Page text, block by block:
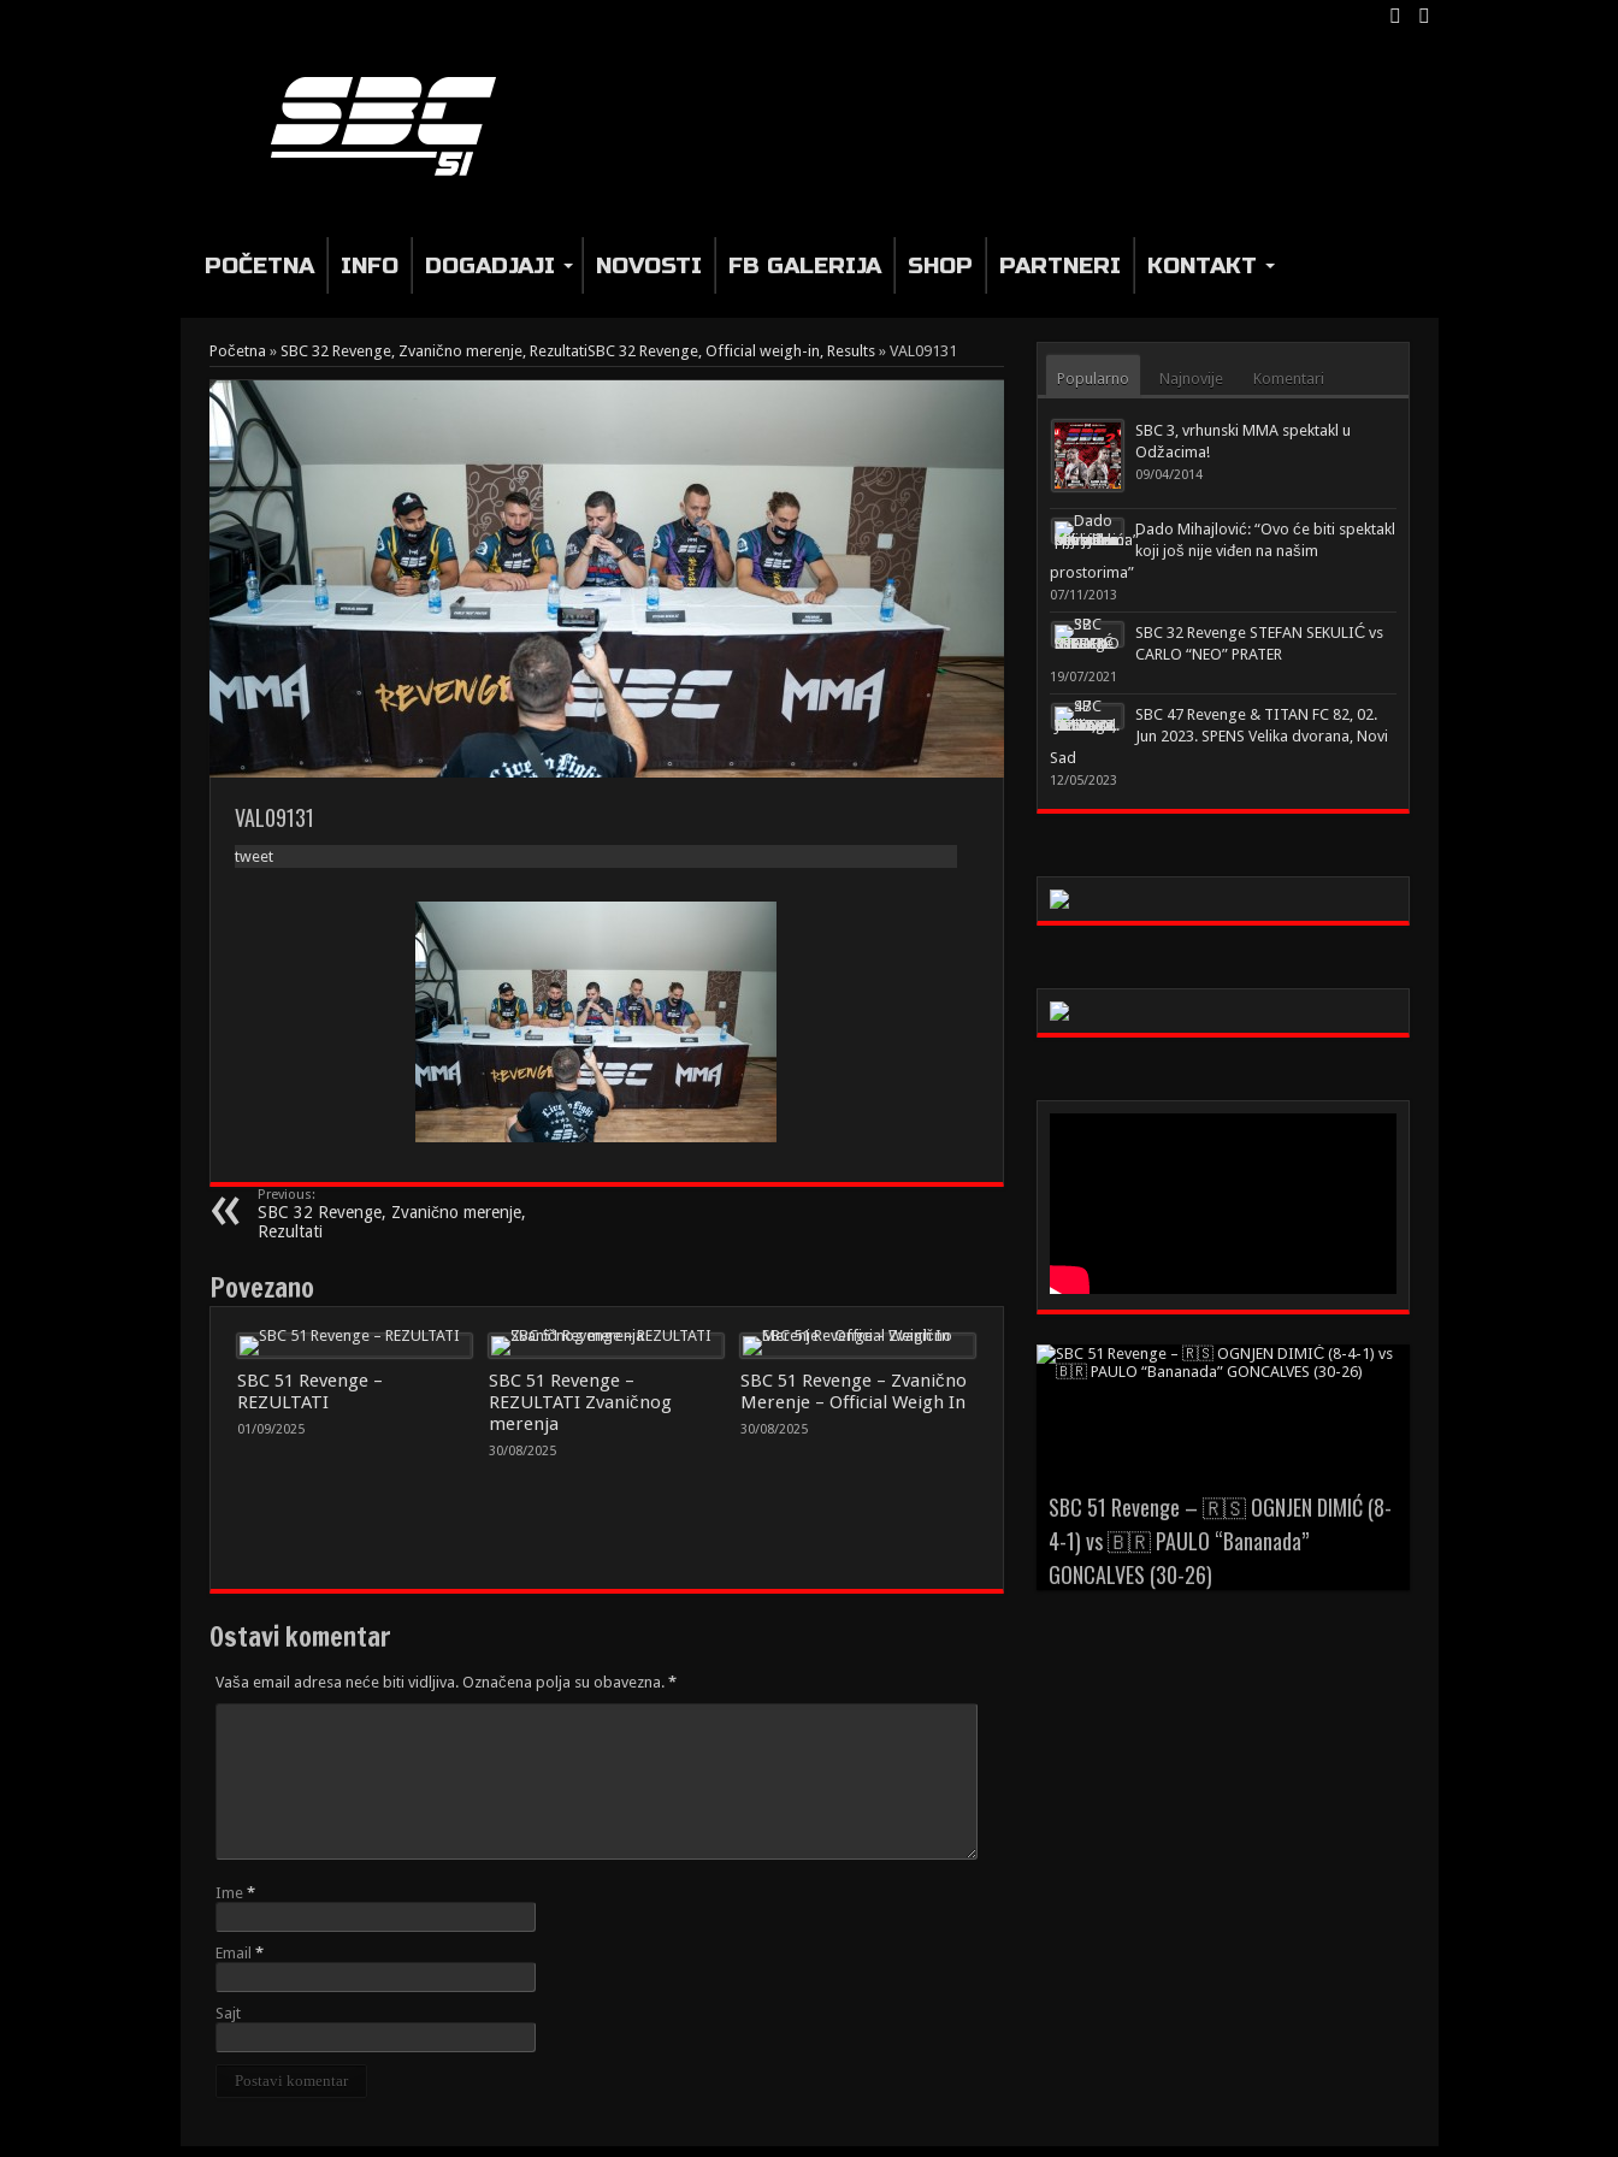
POČETNA INFO DOGADJAJI NOVOSTI FB GALERIJA SHOP PARTNERI KONTAKT
Početna » SBC 32 Revenge, Zvanično merenje, RezultatiSBC 32 Revenge, Official weigh-in, Results» VAL09131
VAL09131
tweet
Previous:
SBC 32 Revenge, Zvanično merenje,
Rezultati
Povezano
SBC 51 Revenge –
REZULTATI
01/09/2025
SBC 51 Revenge –
REZULTATI Zvaničnog
merenja
30/08/2025
SBC 51 Revenge – Zvanično
Merenje – Official Weigh In
30/08/2025
Ostavi komentar
Vaša email adresa neće biti vidljiva. Označena polja su obavezna. *
Ime *
Email *
Sajt
Popularno Najnovije Komentari
SBC 3, vrhunski MMA spektakl u
Odžacima!
09/04/2014
Dado Mihajlović: “Ovo će biti spektakl
koji još nije viđen na našim
prostorima”
07/11/2013
SBC 32 Revenge STEFAN SEKULIĆ vs
CARLO “NEO” PRATER
19/07/2021
SBC 47 Revenge & TITAN FC 82, 02.
Jun 2023. SPENS Velika dvorana, Novi
Sad
12/05/2023
SBC 51 Revenge – 🇷🇸 OGNJEN DIMIĆ (8-
4-1) vs 🇧🇷 PAULO “Bananada”
GONCALVES (30-26)